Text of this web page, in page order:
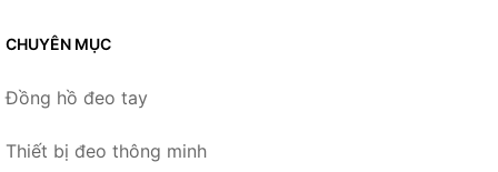
CHUYÊN MỤC
Đồng hồ đeo tay
Thiết bị đeo thông minh